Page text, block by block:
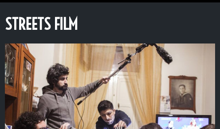
STREETS FILM